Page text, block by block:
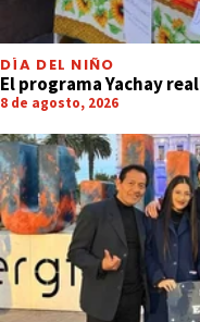
DÍA DEL NIÑO
El programa Yachay
8 de agosto, 2026